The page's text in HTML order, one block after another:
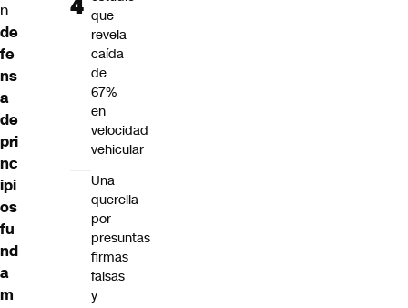
n
de
fe
ns
a
de
pri
nc
ipi
os
fu
nd
a
m
que
revela
caída
de
67%
en
velocidad
vehicular
Una
querella
por
presuntas
firmas
falsas
y